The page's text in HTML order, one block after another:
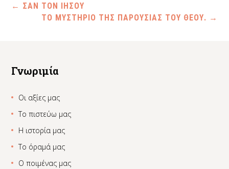
← ΣΑΝ ΤΟΝ ΙΗΣΟΥ
ΤΟ ΜΥΣΤΗΡΙΟ ΤΗΣ ΠΑΡΟΥΣΙΑΣ ΤΟΥ ΘΕΟΥ. →
Γνωριμία
Οι αξίες μας
Το πιστεύω μας
Η ιστορία μας
Το όραμά μας
Ο ποιμένας μας